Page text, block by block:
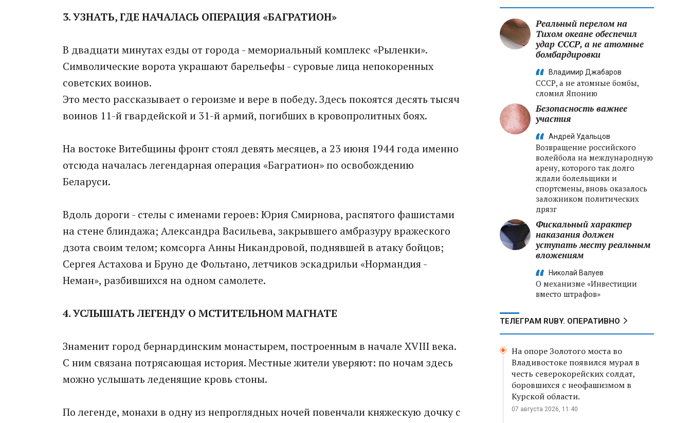
3. УЗНАТЬ, ГДЕ НАЧАЛАСЬ ОПЕРАЦИЯ «БАГРАТИОН»
В двадцати минутах езды от города - мемориальный комплекс «Рыленки».
Символические ворота украшают барельефы - суровые лица непокоренных
советских воинов.
Это место рассказывает о героизме и вере в победу. Здесь покоятся десять тысяч
воинов 11-й гвардейской и 31-й армий, погибших в кровопролитных боях.
На востоке Витебщины фронт стоял девять месяцев, а 23 июня 1944 года именно
отсюда началась легендарная операция «Багратион» по освобождению
Беларуси.
Вдоль дороги - стелы с именами героев: Юрия Смирнова, распятого фашистами
на стене блиндажа; Александра Васильева, закрывшего амбразуру вражеского
дзота своим телом; комсорга Анны Никандровой, поднявшей в атаку бойцов;
Сергея Астахова и Бруно де Фольтано, летчиков эскадрильи «Нормандия -
Неман», разбившихся на одном самолете.
4. УСЛЫШАТЬ ЛЕГЕНДУ О МСТИТЕЛЬНОМ МАГНАТЕ
Знаменит город бернардинским монастырем, построенным в начале XVIII века.
С ним связана потрясающая история. Местные жители уверяют: по ночам здесь
можно услышать леденящие кровь стоны.
По легенде, монахи в одну из непроглядных ночей повенчали княжескую дочку с
Турчин: Механизм
промкооперации в ЕАЭС «не
заработал в полную силу»,
нужны доработки
Реальный перелом на
Тихом океане обеспечил
удар СССР, а не атомные
бомбардировки
Владимир Джабаров
СССР, а не атомные бомбы,
сломил Японию
Безопасность важнее
участия
Андрей Удальцов
Возвращение российского
волейбола на международную
арену, которого так долго
ждали болельщики и
спортсмены, вновь оказалось
заложником политических
дрязг
Фискальный характер
наказания должен
уступать месту реальным
вложениям
Николай Валуев
О механизме «Инвестиции
вместо штрафов»
ТЕЛЕГРАМ RUBY. ОПЕРАТИВНО
На опоре Золотого моста во
Владивостоке появился мурал в
честь северокорейских солдат,
боровшихся с неофашизмом в
Курской области.
07 августа 2026, 11:40